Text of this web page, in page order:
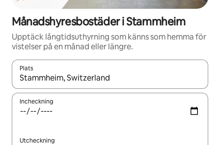
Månadshyresbostäder i Stammheim
Upptäck långtidsuthyrning som känns som hemma för
vistelser på en månad eller längre.
Plats
När resultaten är tillgängliga kan du navigera med upp- och
Incheckning
Utcheckning